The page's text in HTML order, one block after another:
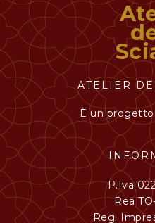
ATELIER
È un progetto
P.Iva
Rea
Reg.